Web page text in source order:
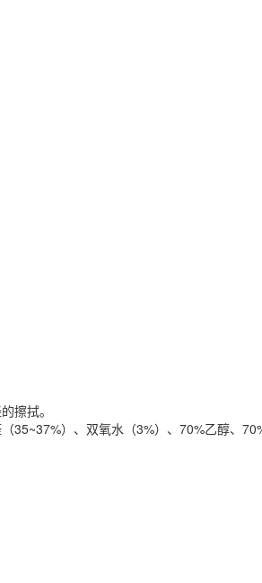
擦拭。
35~37%）、双氧水（3%）、70%乙醇、